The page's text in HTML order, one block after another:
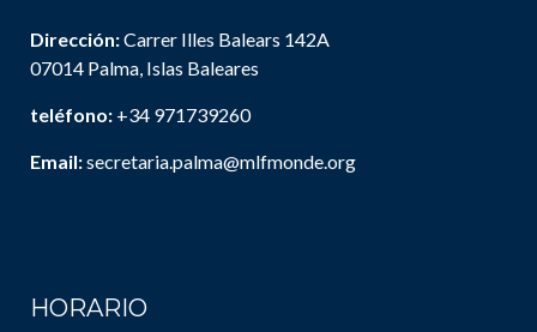
Dirección:Carrer Illes Balears 142A
07014 Palma, Islas Baleares
teléfono: +34 971739260
Email:secretaria.palma@mlfmonde.org
HORARIO